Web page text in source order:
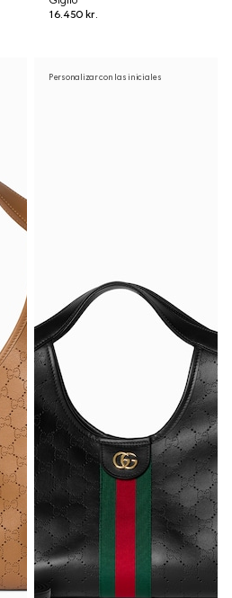
16.450 kr.
Personalizar con las iniciales